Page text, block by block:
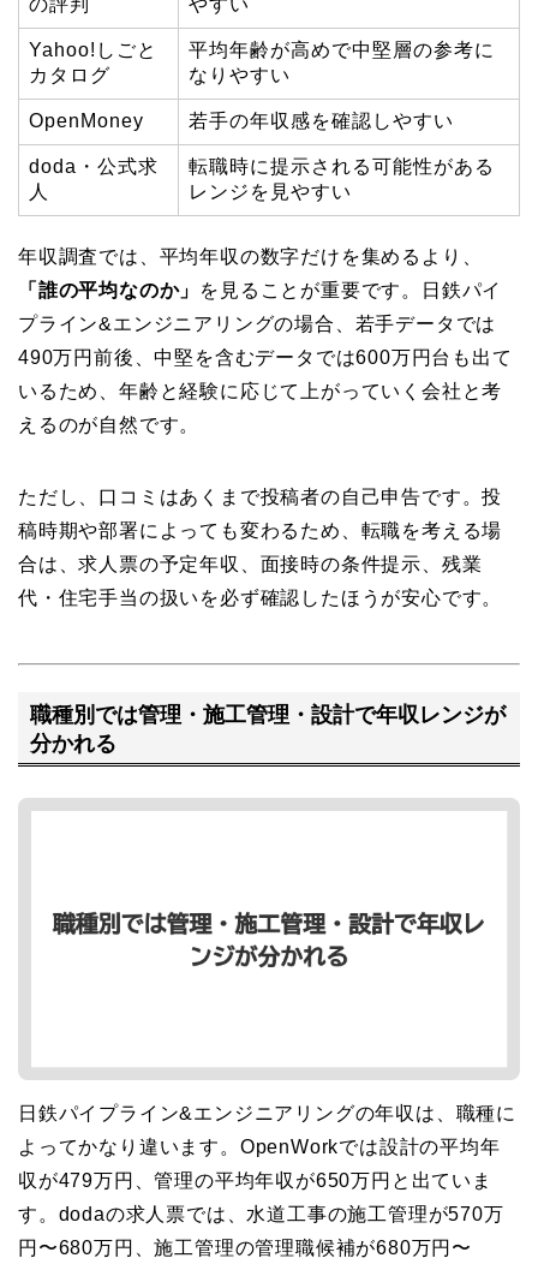
Yahoo!しごと
カタログ
平均年齢が高めで中堅層の参考に
なりやすい
OpenMoney 若手の年収感を確認しやすい
doda・公式求
人
転職時に提示される可能性がある
レンジを見やすい
年収調査では、平均年収の数字だけを集めるより、
「誰の平均なのか」
を見ることが重要です。日鉄パイ
プライン&エンジニアリングの場合、若手データでは
490万円前後、中堅を含むデータでは600万円台も出て
いるため、年齢と経験に応じて上がっていく会社と考
えるのが自然です。
ただし、口コミはあくまで投稿者の自己申告です。投
稿時期や部署によっても変わるため、転職を考える場
合は、求人票の予定年収、面接時の条件提示、残業
代・住宅手当の扱いを必ず確認したほうが安心です。
職種別では管理・施工管理・設計で年収レンジが
分かれる
日鉄パイプライン&エンジニアリングの年収は、職種に
よってかなり違います。OpenWorkでは設計の平均年
収が479万円、管理の平均年収が650万円と出ていま
す。dodaの求人票では、水道工事の施工管理が570万
円〜680万円、施工管理の管理職候補が680万円〜